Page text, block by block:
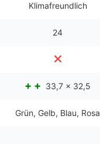
Klimafreundlich
24
33,7 x 32,5
Grün, Gelb, Blau, Rosa